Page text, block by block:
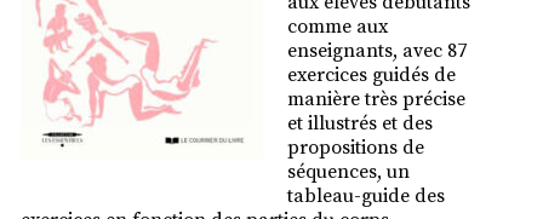
comme aux
enseignants, avec 87
exercices guidés de
manière très précise
et illustrés et des
propositions de
séquences, un
tableau-guide des